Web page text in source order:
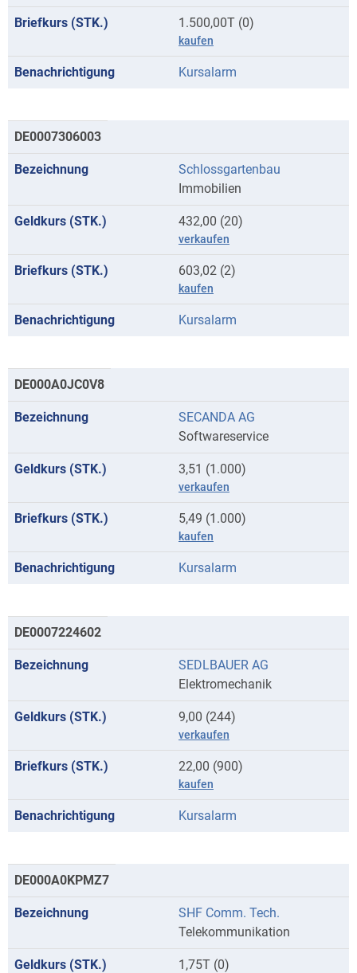
1.500,00T (0)
kaufen
Kursalarm
DE0007306003
Schlossgartenbau
Immobilien
432,00 (20)
verkaufen
603,02 (2)
kaufen
Kursalarm
DE000A0JC0V8
SECANDA AG
Softwareservice
3,51 (1.000)
verkaufen
5,49 (1.000)
kaufen
Kursalarm
DE0007224602
SEDLBAUER AG
Elektromechanik
9,00 (244)
verkaufen
22,00 (900)
kaufen
Kursalarm
DE000A0KPMZ7
SHF Comm. Tech.
Telekommunikation
1,75T (0)